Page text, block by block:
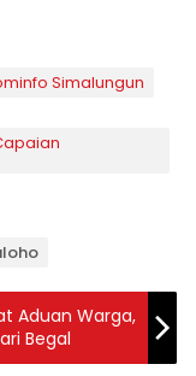
Simalungun
Aduan Warga,
Begal